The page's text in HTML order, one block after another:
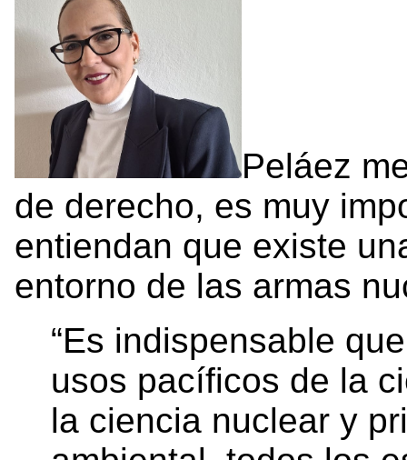
Peláez
de derecho, es muy
entiendan que existe
entorno de las armas
“Es indispensable
usos pacíficos de la
la ciencia nuclear y